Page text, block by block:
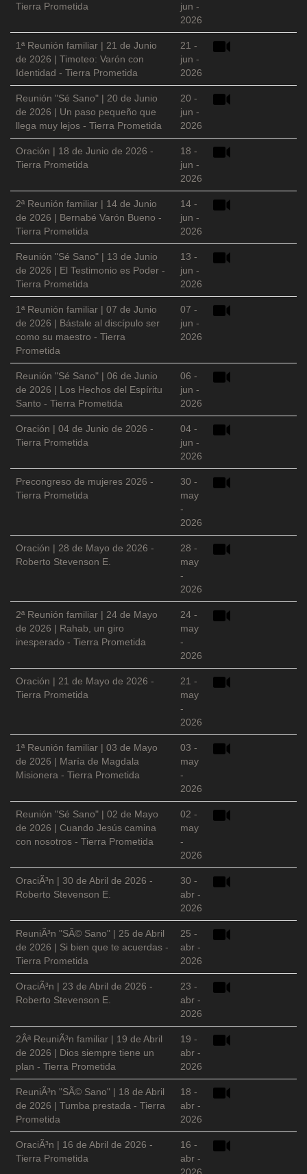
Tierra Prometida
jun -
2026
1ª Reunión familiar | 21 de Junio
de 2026 | Timoteo: Varón con
Identidad - Tierra Prometida
21 -
jun -
2026
Reunión "Sé Sano" | 20 de Junio
de 2026 | Un paso pequeño que
llega muy lejos - Tierra Prometida
20 -
jun -
2026
Oración | 18 de Junio de 2026 -
Tierra Prometida
18 -
jun -
2026
2ª Reunión familiar | 14 de Junio
de 2026 | Bernabé Varón Bueno -
Tierra Prometida
14 -
jun -
2026
Reunión "Sé Sano" | 13 de Junio
de 2026 | El Testimonio es Poder -
Tierra Prometida
13 -
jun -
2026
1ª Reunión familiar | 07 de Junio
de 2026 | Bástale al discípulo ser
como su maestro - Tierra
Prometida
07 -
jun -
2026
Reunión "Sé Sano" | 06 de Junio
de 2026 | Los Hechos del Espíritu
Santo - Tierra Prometida
06 -
jun -
2026
Oración | 04 de Junio de 2026 -
Tierra Prometida
04 -
jun -
2026
Precongreso de mujeres 2026 -
Tierra Prometida
30 -
may
-
2026
Oración | 28 de Mayo de 2026 -
Roberto Stevenson E.
28 -
may
-
2026
2ª Reunión familiar | 24 de Mayo
de 2026 | Rahab, un giro
inesperado - Tierra Prometida
24 -
may
-
2026
Oración | 21 de Mayo de 2026 -
Tierra Prometida
21 -
may
-
2026
1ª Reunión familiar | 03 de Mayo
de 2026 | María de Magdala
Misionera - Tierra Prometida
03 -
may
-
2026
Reunión "Sé Sano" | 02 de Mayo
de 2026 | Cuando Jesús camina
con nosotros - Tierra Prometida
02 -
may
-
2026
OraciÃ³n | 30 de Abril de 2026 -
Roberto Stevenson E.
30 -
abr -
2026
ReuniÃ³n "SÃ© Sano" | 25 de Abril
de 2026 | Si bien que te acuerdas -
Tierra Prometida
25 -
abr -
2026
OraciÃ³n | 23 de Abril de 2026 -
Roberto Stevenson E.
23 -
abr -
2026
2Âª ReuniÃ³n familiar | 19 de Abril
de 2026 | Dios siempre tiene un
plan - Tierra Prometida
19 -
abr -
2026
ReuniÃ³n "SÃ© Sano" | 18 de Abril
de 2026 | Tumba prestada - Tierra
Prometida
18 -
abr -
2026
OraciÃ³n | 16 de Abril de 2026 -
Tierra Prometida
16 -
abr -